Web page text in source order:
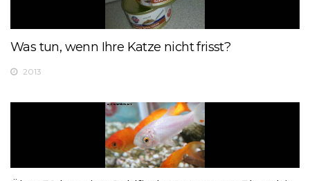
Was tun, wenn Ihre Katze nicht frisst?
2013